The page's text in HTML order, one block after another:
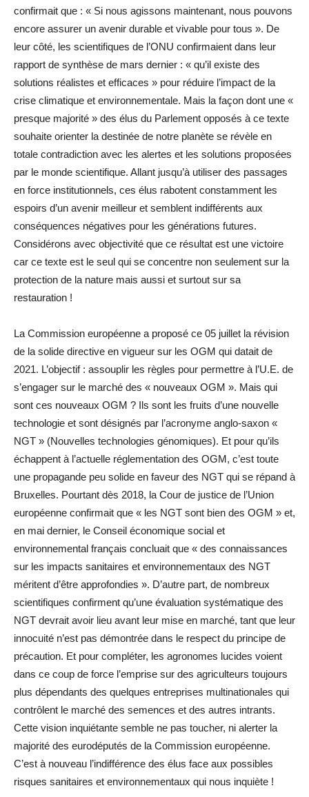
confirmait que : « Si nous agissons maintenant, nous pouvons
encore assurer un avenir durable et vivable pour tous ». De
leur côté, les scientifiques de l’ONU confirmaient dans leur
rapport de synthèse de mars dernier : « qu’il existe des
solutions réalistes et efficaces » pour réduire l’impact de la
crise climatique et environnementale. Mais la façon dont une «
presque majorité » des élus du Parlement opposés à ce texte
souhaite orienter la destinée de notre planète se révèle en
totale contradiction avec les alertes et les solutions proposées
par le monde scientifique. Allant jusqu’à utiliser des passages
en force institutionnels, ces élus rabotent constamment les
espoirs d’un avenir meilleur et semblent indifférents aux
conséquences négatives pour les générations futures.
Considérons avec objectivité que ce résultat est une victoire
car ce texte est le seul qui se concentre non seulement sur la
protection de la nature mais aussi et surtout sur sa
restauration !
La Commission européenne a proposé ce 05 juillet la révision
de la solide directive en vigueur sur les OGM qui datait de
2021. L’objectif : assouplir les règles pour permettre à l’U.E. de
s’engager sur le marché des « nouveaux OGM ». Mais qui
sont ces nouveaux OGM ? Ils sont les fruits d’une nouvelle
technologie et sont désignés par l’acronyme anglo-saxon «
NGT » (Nouvelles technologies génomiques). Et pour qu’ils
échappent à l’actuelle réglementation des OGM, c’est toute
une propagande peu solide en faveur des NGT qui se répand à
Bruxelles. Pourtant dès 2018, la Cour de justice de l’Union
européenne confirmait que « les NGT sont bien des OGM » et,
en mai dernier, le Conseil économique social et
environnemental français concluait que « des connaissances
sur les impacts sanitaires et environnementaux des NGT
méritent d’être approfondies ». D’autre part, de nombreux
scientifiques confirment qu’une évaluation systématique des
NGT devrait avoir lieu avant leur mise en marché, tant que leur
innocuité n’est pas démontrée dans le respect du principe de
précaution. Et pour compléter, les agronomes lucides voient
dans ce coup de force l’emprise sur des agriculteurs toujours
plus dépendants des quelques entreprises multinationales qui
contrôlent le marché des semences et des autres intrants.
Cette vision inquiétante semble ne pas toucher, ni alerter la
majorité des eurodéputés de la Commission européenne.
C’est à nouveau l’indifférence des élus face aux possibles
risques sanitaires et environnementaux qui nous inquiète !